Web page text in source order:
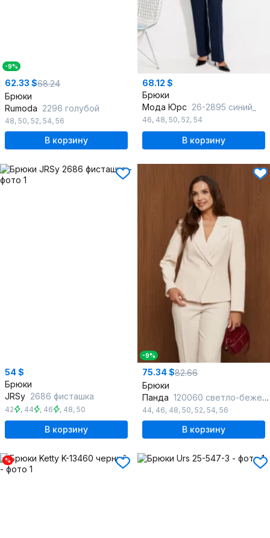
-9%
62.33 $68.24
Брюки
Rumoda 2296 голубой
48, 50, 52, 54, 56
В корзину
68.12 $
Брюки
Мода Юрс 26-2895 синий_
46, 48, 50, 52, 54
В корзину
54 $
Брюки
JRSy 2686 фисташка
42 , 44 , 46 , 48, 50
В корзину
-9%
75.34 $82.66
Брюки
Панда 120060 светло-бежевый
44, 46, 48, 50, 52, 54, 56
В корзину
%